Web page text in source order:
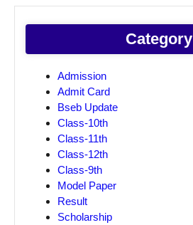
Category
Admission
Admit Card
Bseb Update
Class-10th
Class-11th
Class-12th
Class-9th
Model Paper
Result
Scholarship